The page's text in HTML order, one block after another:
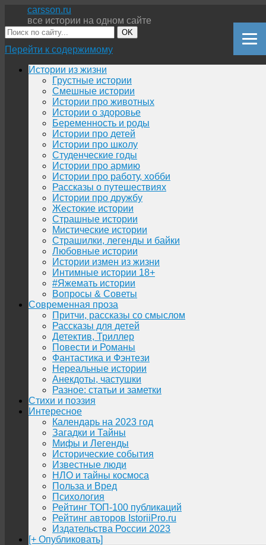
carsson.ru
все истории на одном сайте
OK
Перейти к содержимому
Истории из жизни
Грустные истории
Смешные истории
Истории про животных
Истории о здоровье
Беременность и роды
Истории про детей
Истории про школу
Студенческие годы
Истории про армию
Истории про работу, хобби
Рассказы о путешествиях
Истории про дружбу
Жестокие истории
Страшные истории
Мистические истории
Страшилки, легенды и байки
Любовные истории
Истории измен из жизни
Интимные истории 18+
#Яжемать истории
Вопросы & Советы
Современная проза
Притчи, рассказы со смыслом
Рассказы для детей
Детектив, Триллер
Повести и Романы
Фантастика и Фэнтези
Нереальные истории
Анекдоты, частушки
Разное: статьи и заметки
Стихи и поэзия
Интересное
Календарь на 2023 год
Загадки и Тайны
Мифы и Легенды
Исторические события
Известные люди
НЛО и тайны космоса
Польза и Вред
Психология
Рейтинг ТОП-100 публикаций
Рейтинг авторов IstoriiPro.ru
Издательства России 2023
[+ Опубликовать]